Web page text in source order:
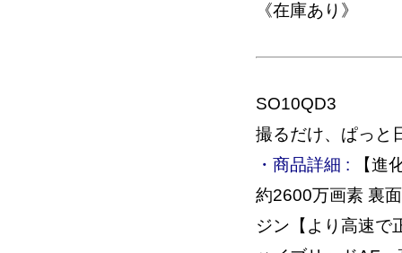
《在庫あり》
SO10QD3
撮るだけ、ぱっと
・商品詳細 : 【進
約2600万画素 裏
ジン【より高速で